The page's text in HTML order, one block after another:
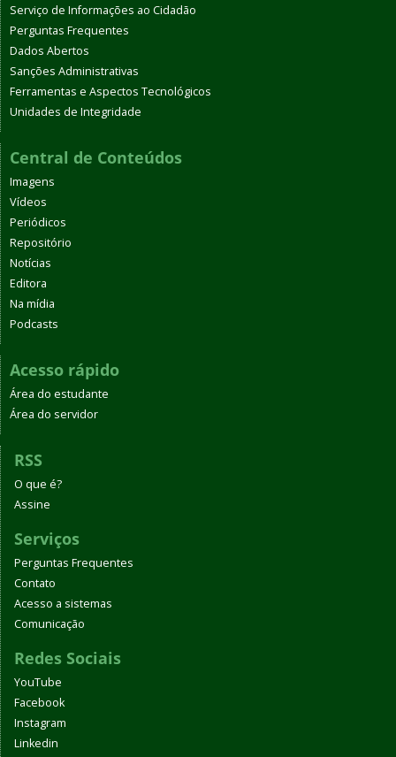
Serviço de Informações ao Cidadão
Perguntas Frequentes
Dados Abertos
Sanções Administrativas
Ferramentas e Aspectos Tecnológicos
Unidades de Integridade
Central de Conteúdos
Imagens
Vídeos
Periódicos
Repositório
Notícias
Editora
Na mídia
Podcasts
Acesso rápido
Área do estudante
Área do servidor
RSS
O que é?
Assine
Serviços
Perguntas Frequentes
Contato
Acesso a sistemas
Comunicação
Redes Sociais
YouTube
Facebook
Instagram
Linkedin